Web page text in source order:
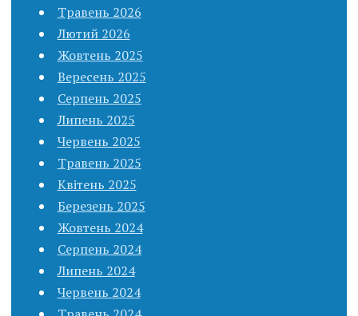
Травень 2026
Лютий 2026
Жовтень 2025
Вересень 2025
Серпень 2025
Липень 2025
Червень 2025
Травень 2025
Квітень 2025
Березень 2025
Жовтень 2024
Серпень 2024
Липень 2024
Червень 2024